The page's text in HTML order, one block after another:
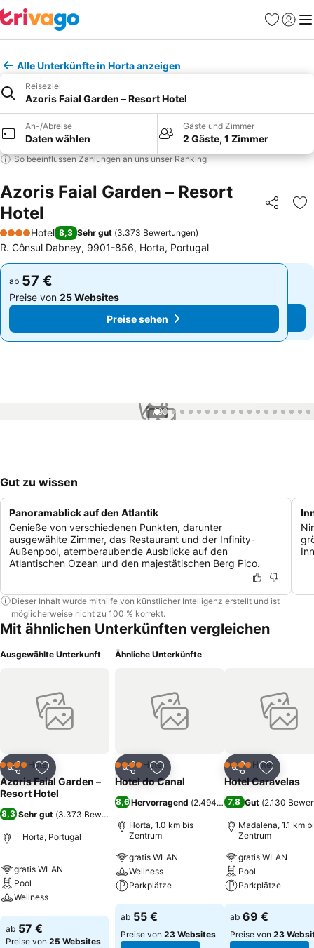
Favoriten
Alle Unterkünfte in Horta anzeigen
Reiseziel
Azoris Faial Garden – Resort Hotel
An-/Abreise
Daten wählen
Gäste und Zimmer
2 Gäste, 1 Zimmer
So beeinflussen Zahlungen an uns unser Ranking
Azoris Faial Garden – Resort
Hotel
Teilen
4 Sterne
Hotel 8,3 Sehr gut (3.373 Bewertungen)
R. Cônsul Dabney, 9901-856, Horta, Portugal
ab 57 €
Preise von 25 Websites
Preise sehen
ab 57 €
Preise von 25 Websites
Preise sehen
1 / 99
Gut zu wissen
Panoramablick auf den Atlantik
Genieße von verschiedenen Punkten, darunter
ausgewählte Zimmer, das Restaurant und der Infinity-
Außenpool, atemberaubende Ausblicke auf den
Atlantischen Ozean und den majestätischen Berg Pico.
Dieser Inhalt wurde mithilfe von künstlicher Intelligenz erstellt und ist
möglicherweise nicht zu 100 % korrekt.
Mit ähnlichen Unterkünften vergleichen
Ausgewählte Unterkunft
Teilen Zu Favoriten hinzufügen
4 SterneHotel
Azoris Faial Garden –
Resort Hotel
8,3 Sehr gut (3.373 Bewertungen
Horta, Portugal
gratis WLAN
Pool
Wellness
Preise sehen
ab 57 €
Preise von 25 Websites
Ähnliche Unterkünfte
Teilen Zu Favoriten hinzufügen
4 SterneHotel
Hotel do Canal
8,6Hervorragend (2.494 Bewertungen)
Horta, 1.0 km bis
Zentrum
gratis WLAN
Wellness
Parkplätze
Preise sehen
ab 55 €
Preise von 23 Websites
Teilen Zu
4 SterneHotel
Hotel Caravelas
7,8 Gut (2.130
Madalena, 1.1 km
Zentrum
gratis WLAN
Pool
Parkplätze
Preise sehen
ab 69 €
Preise von 23